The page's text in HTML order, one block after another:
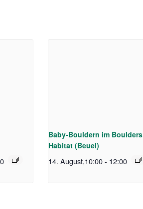
Baby-Bouldern im Boulders
Habitat (Beuel)
14. August,10:00 - 12:00